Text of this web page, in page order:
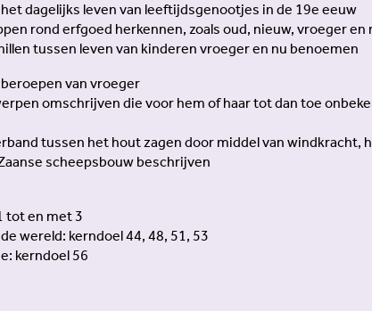
dagelijks leven van leeftijdsgenootjes in de 19e eeuw
rond erfgoed herkennen, zoals oud, nieuw, vroeger en
tussen leven van kinderen vroeger en nu benoemen
van vroeger
omschrijven die voor hem of haar tot dan toe
tussen het hout zagen door middel van windkracht,
scheepsbouw beschrijven
tot en met 3
wereld: kerndoel 44, 48, 51, 53
kerndoel 56